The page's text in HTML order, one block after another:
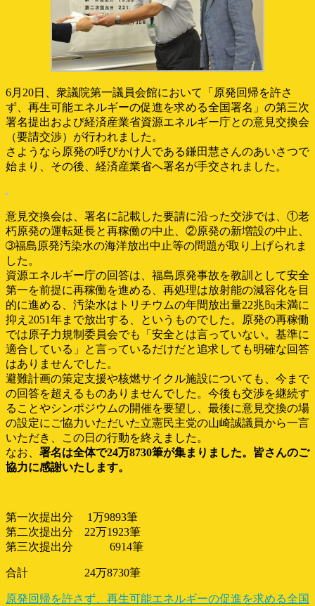
6月20日、衆議院第一議員会館において「原発回帰を許さ
ず、再生可能エネルギーの促進を求める全国署名」の第三次
署名提出および経済産業省資源エネルギー庁との意見交換会
（要請交渉）が行われました。
さようなら原発の呼びかけ人である鎌田慧さんのあいさつで
始まり、その後、経済産業省へ署名が手交されました。
意見交換会は、署名に記載した要請に沿った交渉では、①老
朽原発の運転延長と再稼働の中止、②原発の新増設の中止、
➂福島原発汚染水の海洋放出中止等の問題が取り上げられま
した。
資源エネルギー庁の回答は、福島原発事故を教訓として安全
第一を前提に再稼働を進める、再処理は放射能の減容化を目
的に進める、汚染水はトリチウムの年間放出量22兆㏃未満に
抑え2051年まで放出する、というものでした。原発の再稼働
では原子力規制委員会でも「安全とは言っていない。基準に
適合している」と言っているだけだと追求しても明確な回答
はありませんでした。
避難計画の策定支援や核燃サイクル施設についても、今まで
の回答を超えるものありませんでした。今後も交渉を継続す
ることやシンポジウムの開催を要望し、最後に意見交換の場
の設定にご協力いただいた立憲民主党の山崎誠議員から一言
いただき、この日の行動を終えました。
なお、 署名は全体で24万8730筆が集まりました。皆さんのご
協力に感謝いた します。
第一次提出分 1万9893筆
第二次提出分 22万1923筆
第三次提出分 6914筆
合計 24万8730筆
原発回帰を許さず、再生可能エネルギーの促進を求める全国